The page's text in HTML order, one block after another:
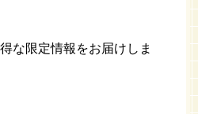
な限定情報をお届けしま